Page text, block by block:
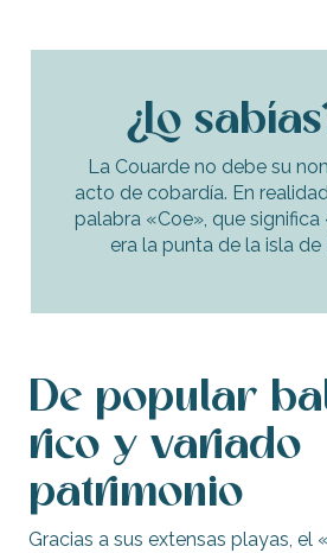
¿Lo
La Couarde no debe su
acto de cobardía. En
palabra «Coe», que significa
era la punta de la isla de
De popular
rico y variado
patrimonio
Gracias a sus extensas playas, el